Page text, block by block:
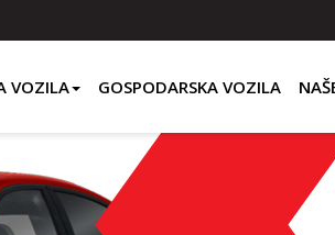
VOZILA GOSPODARSKA VOZILA